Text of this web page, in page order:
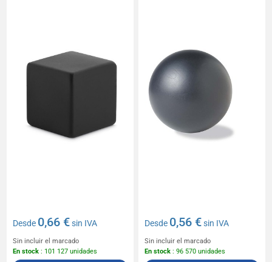
Desde 0,66 €sin IVA
Sin incluir el marcado
En stock : 101 127 unidades
Desde 0,56 €sin IVA
Sin incluir el marcado
En stock : 96 570 unidades